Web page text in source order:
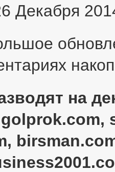
Декабря
на